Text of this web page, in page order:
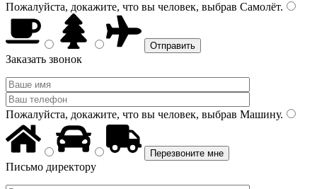
Пожалуйста, докажите, что вы человек, выбрав Самолёт.
Заказать звонок
Пожалуйста, докажите, что вы человек, выбрав Машину.
Письмо директору